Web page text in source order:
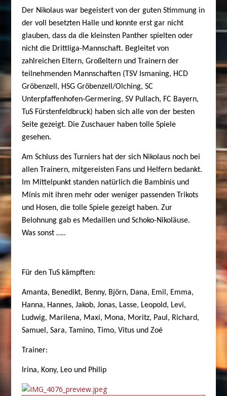
Der Nikolaus war begeistert von der guten Stimmung in
der voll besetzten Halle und konnte erst gar nicht
glauben, dass da die kleinsten Panther spielten oder
nicht die Drittliga-Mannschaft. Begleitet von
zahlreichen Eltern, Großeltern und Trainern der
teilnehmenden Mannschaften (TSV Ismaning, HCD
Gröbenzell, HSG Gröbenzell/Olching, SC
Unterpfaffenhofen-Germering, SV Pullach, FC Bayern,
TuS Fürstenfeldbruck) haben sich alle von der besten
Seite gezeigt. Die Zuschauer haben tolle Spiele
gesehen.
Am Schluss des Turniers hat der sich Nikolaus noch bei
allen Trainern, mitgereisten Fans und Helfern bedankt.
Im Mittelpunkt standen natürlich die Bambinis und
Minis mit ihren mehr oder weniger passenden Trikots
und Hosen, die tolle Spiele gezeigt haben. Zur
Belohnung gab es Medaillen und Schoko-Nikoläuse.
Was sonst …..
Für den TuS kämpften:
Amanta, Benedikt, Benny, Björn, Dana, Emil, Emma,
Hanna, Hannes, Jakob, Jonas, Lasse, Leopold, Levi,
Ludwig, Marilena, Maxi, Mona, Moritz, Paul, Richard,
Samuel, Sara, Tamino, Timo, Vitus und Zoé
Trainer:
Irina, Kony, Leo und Philip